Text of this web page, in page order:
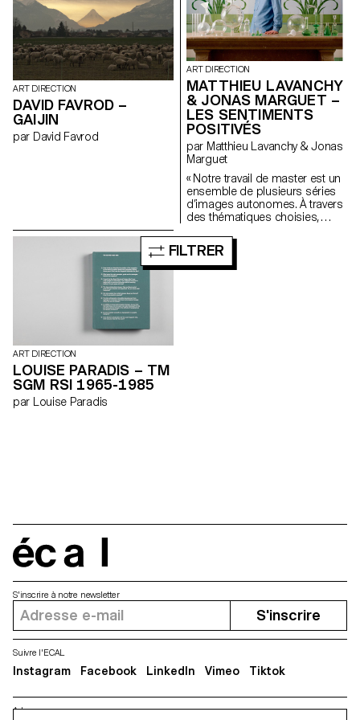
Vacheron forment ce premier
numéro de Spheres. spheres-
publication.ch
nombreuses interrogations sur
le monde du sport et de
l’olympisme…
ART DIRECTION
DAVID FAVROD –
GAIJIN
par David Favrod
ART DIRECTION
MATTHIEU LAVANCHY
& JONAS MARGUET –
LES SENTIMENTS
POSITIVÉS
par Matthieu Lavanchy & Jonas
Marguet
« Notre travail de master est un
ensemble de plusieurs séries
d’images autonomes. À travers
des thématiques choisies,
genre photographique
s’appuyant sur une diversité de
formes, de couleurs et de
Marguet
ART DIRECTION
LOUISE PARADIS – TM
SGM RSI 1965-1985
par Louise Paradis
FILTRER
Adresse
S'inscrire à notre newsletter
S'inscrire
Suivre l'ECAL
Instagram Facebook LinkedIn Vimeo Tiktok